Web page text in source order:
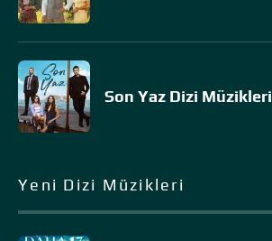
Son Yaz Dizi Müzikleri
Yeni Dizi Müzikleri